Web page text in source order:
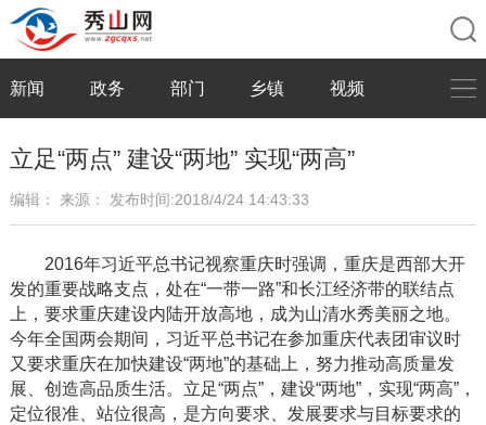
新闻 政务 部门 乡镇 视频
立足“两点” 建设“两地” 实现“两高”
编辑： 来源： 发布时间:2018/4/24 14:43:33
2016年习近平总书记视察重庆时强调，重庆是西部大开
发的重要战略支点，处在“一带一路”和长江经济带的联结点
上，要求重庆建设内陆开放高地，成为山清水秀美丽之地。
今年全国两会期间，习近平总书记在参加重庆代表团审议时
又要求重庆在加快建设“两地”的基础上，努力推动高质量发
展、创造高品质生活。立足“两点”，建设“两地”，实现“两高”，
定位很准、站位很高，是方向要求、发展要求与目标要求的